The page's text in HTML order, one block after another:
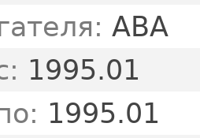
ABA
1995.01
1995.01